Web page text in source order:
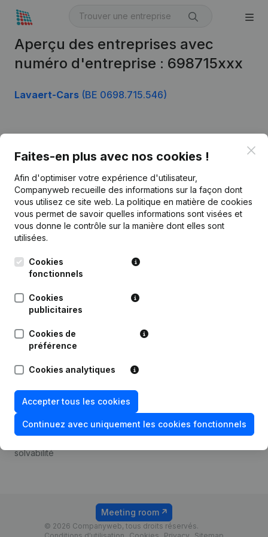
Aperçu des entreprises avec
numéro d'entreprise : 698715xxx
Lavaert-Cars (BE 0698.715.546)
Faites-en plus avec nos cookies !
Afin d'optimiser votre expérience d'utilisateur,
Companyweb recueille des informations sur la façon dont
vous utilisez ce site web. La politique en matière de cookies
vous permet de savoir quelles informations sont visées et
vous donne le contrôle sur la manière dont elles sont
utilisées.
Cookies
fonctionnels
Cookies
publicitaires
Cookies de
préférence
Cookies analytiques
Accepter tous les cookies
Continuez avec uniquement les cookies fonctionnels
Français
Kantorenpark Everest
Leuvensesteenweg
1800 Vilvoorde
Informations d’entreprise
Monitoring
Recherche internationale
Prospection
Compliance et prévention
de la fraude
Consulter des comptes
Recherche de numéro de
TVA
solvabilité
Tarifs
© 2026 Companyweb, tous droits réservés.
Meeting room